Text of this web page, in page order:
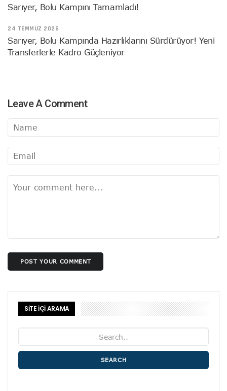
Sarıyer, Bolu Kampını Tamamladı!
24 TEMMUZ 2026
Sarıyer, Bolu Kampında Hazırlıklarını Sürdürüyor! Yeni
Transferlerle Kadro Güçleniyor
Leave A Comment
POST YOUR COMMENT
SİTE İÇİ ARAMA
SEARCH